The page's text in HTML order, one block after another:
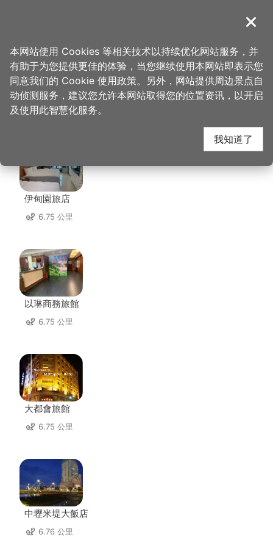
導覽
首页 > 想去的地方 > 住宿 > 千塘行旅
千塘行旅 周边住宿
伊甸園旅店
6.75 公里
以琳商務旅館
6.75 公里
大都會旅館
6.75 公里
中壢米堤大飯店
6.76 公里
关闭
本网站使用 Cookies 等相关技术以持续优化网站服务，并
有助于为您提供更佳的体验，当您继续使用本网站即表示您
同意我们的 Cookie 使用政策。另外，网站提供周边景点自
动侦测服务，建议您允许本网站取得您的位置资讯，以开启
及使用此智慧化服务。
我知道了